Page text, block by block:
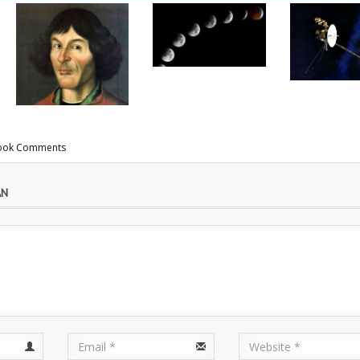
Siapa Nicolaus
Heliosentris
Gerhana Bulan :
Jenisnya
2?
Terluar
Comments